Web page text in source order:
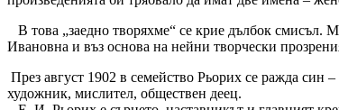
В това „заедно творяхме“ се крие дълбок смисъл.
Ивановна и въз основа на нейни творчески
През август 1902 в семейство Рьорих се ражда
художник, мислител, обществен деец.